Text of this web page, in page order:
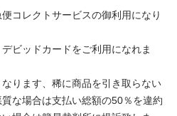
コレクトサービスの御利用になり
ビッドカードをご利用になれま
ります、稀に商品を引き取らない
な場合は支払い総額の50％を違約